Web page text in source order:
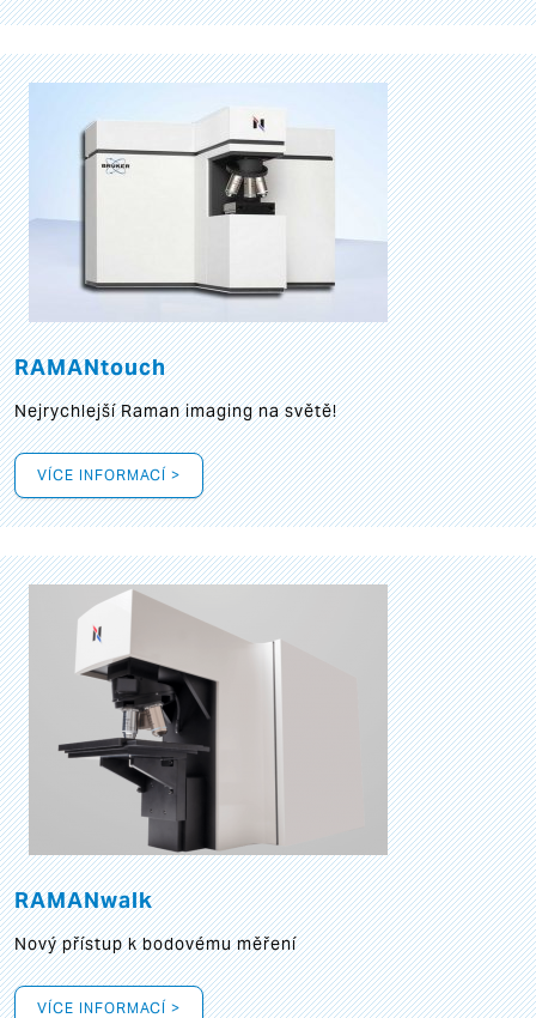
RAMANtouch
Nejrychlejší Raman imaging na světě!
VÍCE INFORMACÍ >
RAMANwalk
Nový přístup k bodovému měření
VÍCE INFORMACÍ >